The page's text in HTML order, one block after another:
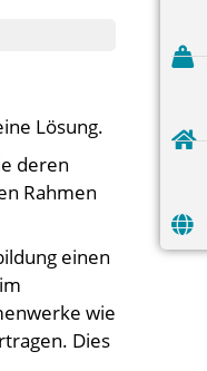
Lösung.
deren
Rahmen
einen
wie
Dies